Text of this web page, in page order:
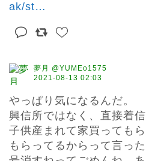
ak/st…
夢月 @YUMEo1575
2021-08-13 02:03
やっぱり気になるんだ。
興信所ではなく、直接着
子供産まれて家買っても
もらってるからって言っ